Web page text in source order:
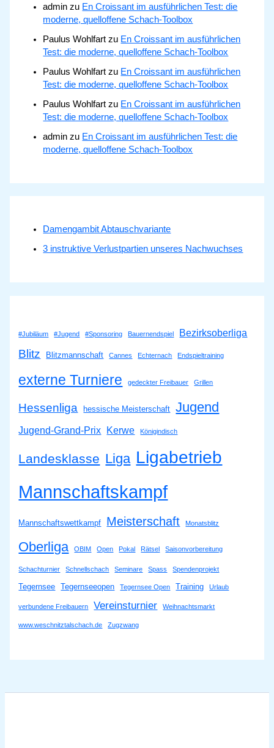
admin zu En Croissant im ausführlichen Test: die
moderne, quelloffene Schach-Toolbox
Paulus Wohlfart zu En Croissant im ausführlichen
Test: die moderne, quelloffene Schach-Toolbox
Paulus Wohlfart zu En Croissant im ausführlichen
Test: die moderne, quelloffene Schach-Toolbox
Paulus Wohlfart zu En Croissant im ausführlichen
Test: die moderne, quelloffene Schach-Toolbox
admin zu En Croissant im ausführlichen Test: die
moderne, quelloffene Schach-Toolbox
Damengambit Abtauschvariante
3 instruktive Verlustpartien unseres Nachwuchses
#Jubiläum #Jugend #Sponsoring Bauernendspiel Bezirksoberliga
Blitz Blitzmannschaft Cannes Echternach Endspieltraining
externe Turniere gedeckter Freibauer Grillen
Hessenliga hessische Meisterschaft Jugend
Jugend-Grand-Prix Kerwe Königindisch
Landesklasse Liga Ligabetrieb
Mannschaftskampf
Mannschaftswettkampf Meisterschaft Monatsblitz
Oberliga OBIM Open Pokal Rätsel Saisonvorbereitung
Schachturnier Schnellschach Seminare Spass Spendenprojekt
Tegernsee Tegernseeopen Tegernsee Open Training Urlaub
verbundene Freibauern Vereinsturnier Weihnachtsmarkt
www.weschnitztalschach.de Zugzwang